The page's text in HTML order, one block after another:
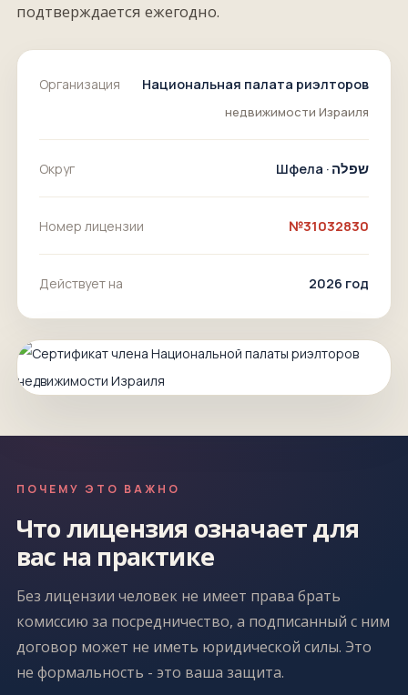
подтверждается ежегодно.
Организация Национальная палата риэлторов
недвижимости Израиля
Округ Шфела · שפלה
Номер лицензии №31032830
Действует на 2026 год
ПОЧЕМУ ЭТО ВАЖНО
Что лицензия означает для
вас на практике
Без лицензии человек не имеет права брать
комиссию за посредничество, а подписанный с ним
договор может не иметь юридической силы. Это
не формальность - это ваша защита.